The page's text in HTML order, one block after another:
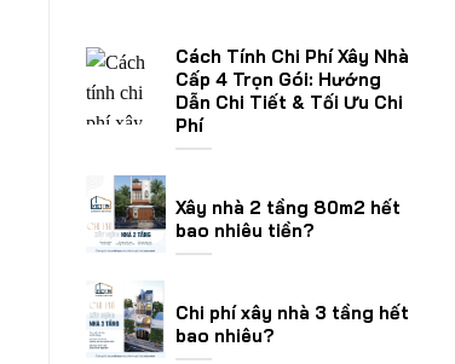
Cách Tính Chi Phí Xây Nhà
Cấp 4 Trọn Gói: Hướng
Dẫn Chi Tiết & Tối Ưu Chi
Phí
Xây nhà 2 tầng 80m2 hết
bao nhiêu tiền?
Chi phí xây nhà 3 tầng hết
bao nhiêu?